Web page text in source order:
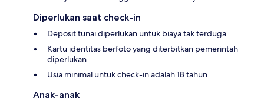
Diperlukan saat check-in
Deposit tunai diperlukan untuk biaya tak terduga
Kartu identitas berfoto yang diterbitkan pemerintah
diperlukan
Usia minimal untuk check-in adalah 18 tahun
Anak-anak